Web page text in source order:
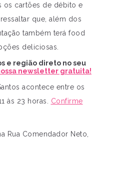
os cartões de débito e
que, além dos
também terá food
deliciosas.
e região direto no seu
newsletter gratuita!
acontece entre os
às 23 horas. Confirme
Rua Comendador Neto,